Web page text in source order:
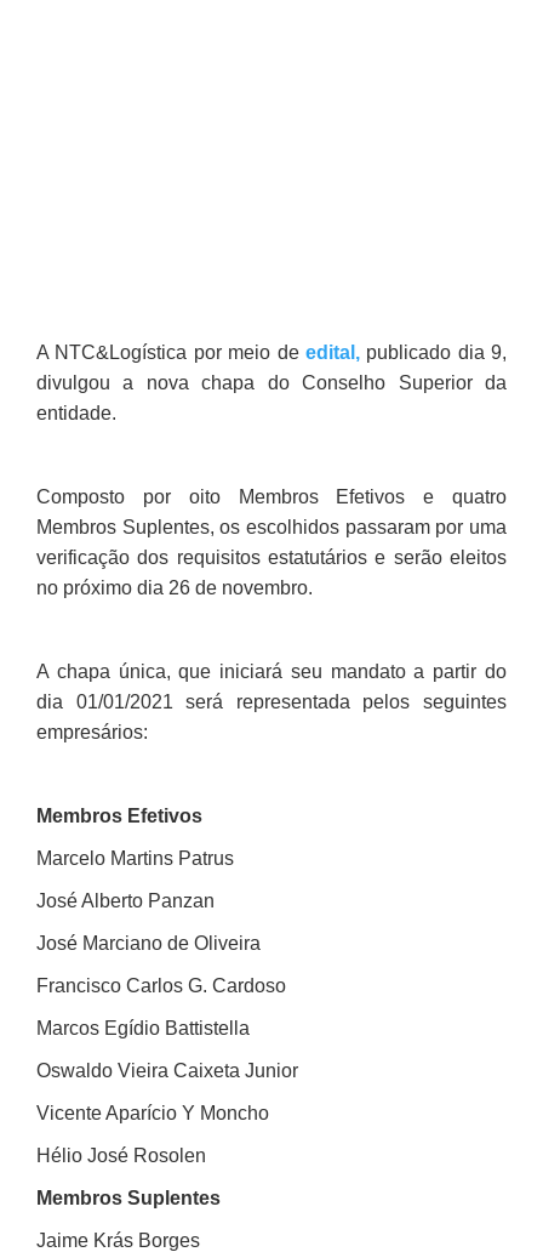
A NTC&Logística por meio de edital , publicado dia 9,
divulgou a nova chapa do Conselho Superior da
entidade.
Composto por oito Membros Efetivos e quatro
Membros Suplentes, os escolhidos passaram por uma
verificação dos requisitos estatutários e serão eleitos
no próximo dia 26 de novembro.
A chapa única, que iniciará seu mandato a partir do
dia 01/01/2021 será representada pelos seguintes
empresários:
Membros Efetivos
Marcelo Martins Patrus
José Alberto Panzan
José Marciano de Oliveira
Francisco Carlos G. Cardoso
Marcos Egídio Battistella
Oswaldo Vieira Caixeta Junior
Vicente Aparício Y Moncho
Hélio José Rosolen
Membros Suplentes
Jaime Krás Borges